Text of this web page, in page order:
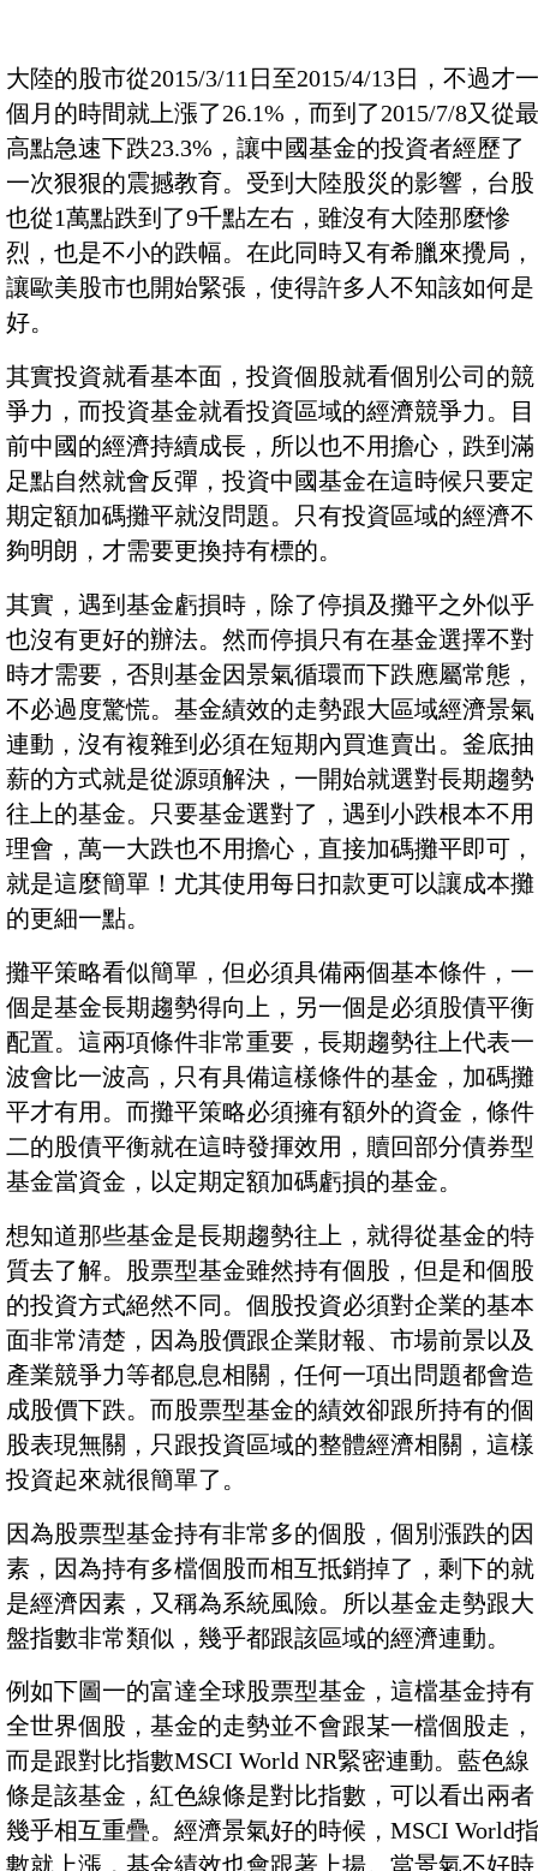
大陸的股市從2015/3/11日至2015/4/13日，不過才一
個月的時間就上漲了26.1%，而到了2015/7/8又從最
高點急速下跌23.3%，讓中國基金的投資者經歷了
一次狠狠的震撼教育。受到大陸股災的影響，台股
也從1萬點跌到了9千點左右，雖沒有大陸那麼慘
烈，也是不小的跌幅。在此同時又有希臘來攪局，
讓歐美股市也開始緊張，使得許多人不知該如何是
好。
其實投資就看基本面，投資個股就看個別公司的競
爭力，而投資基金就看投資區域的經濟競爭力。目
前中國的經濟持續成長，所以也不用擔心，跌到滿
足點自然就會反彈，投資中國基金在這時候只要定
期定額加碼攤平就沒問題。只有投資區域的經濟不
夠明朗，才需要更換持有標的。
其實，遇到基金虧損時，除了停損及攤平之外似乎
也沒有更好的辦法。然而停損只有在基金選擇不對
時才需要，否則基金因景氣循環而下跌應屬常態，
不必過度驚慌。基金績效的走勢跟大區域經濟景氣
連動，沒有複雜到必須在短期內買進賣出。釜底抽
薪的方式就是從源頭解決，一開始就選對長期趨勢
往上的基金。只要基金選對了，遇到小跌根本不用
理會，萬一大跌也不用擔心，直接加碼攤平即可，
就是這麼簡單！尤其使用每日扣款更可以讓成本攤
的更細一點。
攤平策略看似簡單，但必須具備兩個基本條件，一
個是基金長期趨勢得向上，另一個是必須股債平衡
配置。這兩項條件非常重要，長期趨勢往上代表一
波會比一波高，只有具備這樣條件的基金，加碼攤
平才有用。而攤平策略必須擁有額外的資金，條件
二的股債平衡就在這時發揮效用，贖回部分債券型
基金當資金，以定期定額加碼虧損的基金。
想知道那些基金是長期趨勢往上，就得從基金的特
質去了解。股票型基金雖然持有個股，但是和個股
的投資方式絕然不同。個股投資必須對企業的基本
面非常清楚，因為股價跟企業財報、市場前景以及
產業競爭力等都息息相關，任何一項出問題都會造
成股價下跌。而股票型基金的績效卻跟所持有的個
股表現無關，只跟投資區域的整體經濟相關，這樣
投資起來就很簡單了。
因為股票型基金持有非常多的個股，個別漲跌的因
素，因為持有多檔個股而相互抵銷掉了，剩下的就
是經濟因素，又稱為系統風險。所以基金走勢跟大
盤指數非常類似，幾乎都跟該區域的經濟連動。
例如下圖一的富達全球股票型基金，這檔基金持有
全世界個股，基金的走勢並不會跟某一檔個股走，
而是跟對比指數MSCI World NR緊密連動。藍色線
條是該基金，紅色線條是對比指數，可以看出兩者
幾乎相互重疊。經濟景氣好的時候，MSCI World指
數就上漲，基金績效也會跟著上揚。當景氣不好時